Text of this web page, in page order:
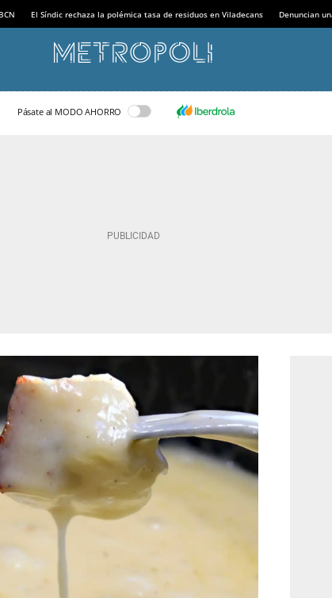
El Síndic rechaza la polémica tasa de residuos en Viladecans Denuncian
Pásate al MODO AHORRO